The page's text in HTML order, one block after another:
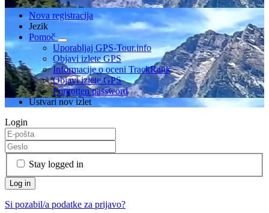
Nova registracija
Jezik
Pomoč
Uporabljaj GPS-Tour.info
Objavi izlete GPS
Informacije o oceni TrackRank
Objavi izlete GPS
Forgotten password
Ustvari nov izlet
Login
Stay logged in
Si pozabil/a podatke za prijavo?